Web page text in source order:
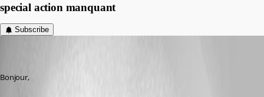
special action manquant
Subscribe
Bonjour,